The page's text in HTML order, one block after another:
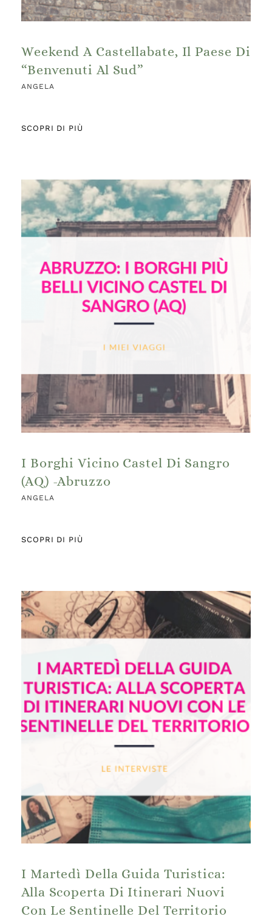
Weekend A Castellabate, Il Paese Di
“Benvenuti Al Sud”
ANGELA
SCOPRI DI PIÙ
I Borghi Vicino Castel Di Sangro
(AQ) -Abruzzo
ANGELA
SCOPRI DI PIÙ
I Martedì Della Guida Turistica:
Alla Scoperta Di Itinerari Nuovi
Con Le Sentinelle Del Territorio